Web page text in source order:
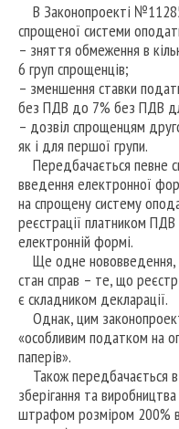
В Законопроекті
спрощеної системи
– зняття обмеження в
6 груп спрощенців;
– зменшення ставки
без ПДВ до 7% без ПДВ
– дозвіл спрощенцям
як і для першої групи.
Передбачається певне
введення електронної
на спрощену систему
реєстрації платником
електронній формі.
Ще одне нововведення,
стан справ – те, що
є складником декларації.
Однак, цим
«особливим податком на
паперів».
Також передбачається
зберігання та виробництва
штрафом розміром 200%